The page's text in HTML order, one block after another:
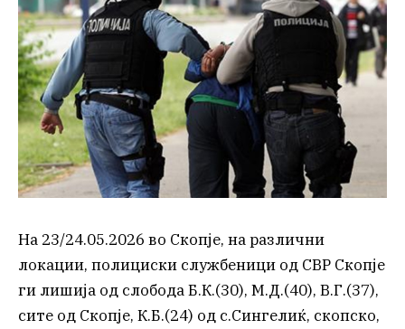
На 23/24.05.2026 во Скопје, на различни
локации, полициски службеници од СВР Скопје
ги лишија од слобода Б.К.(30), М.Д.(40), В.Г.(37),
сите од Скопје, К.Б.(24) од с.Сингелиќ, скопско,